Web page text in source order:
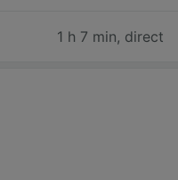
1 h 7 min, direct